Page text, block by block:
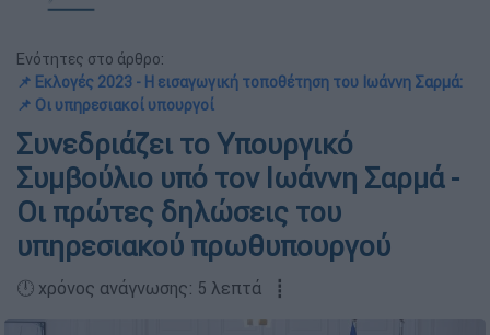
Ενότητες στο άρθρο:
📌 Εκλογές 2023 - Η εισαγωγική τοποθέτηση του Ιωάννη Σαρμά:
📌 Οι υπηρεσιακοί υπουργοί
Συνεδριάζει το Υπουργικό
Συμβούλιο υπό τον Ιωάννη Σαρμά -
Οι πρώτες δηλώσεις του
υπηρεσιακού πρωθυπουργού
🕛 χρόνος ανάγνωσης: 5 λεπτά ┋